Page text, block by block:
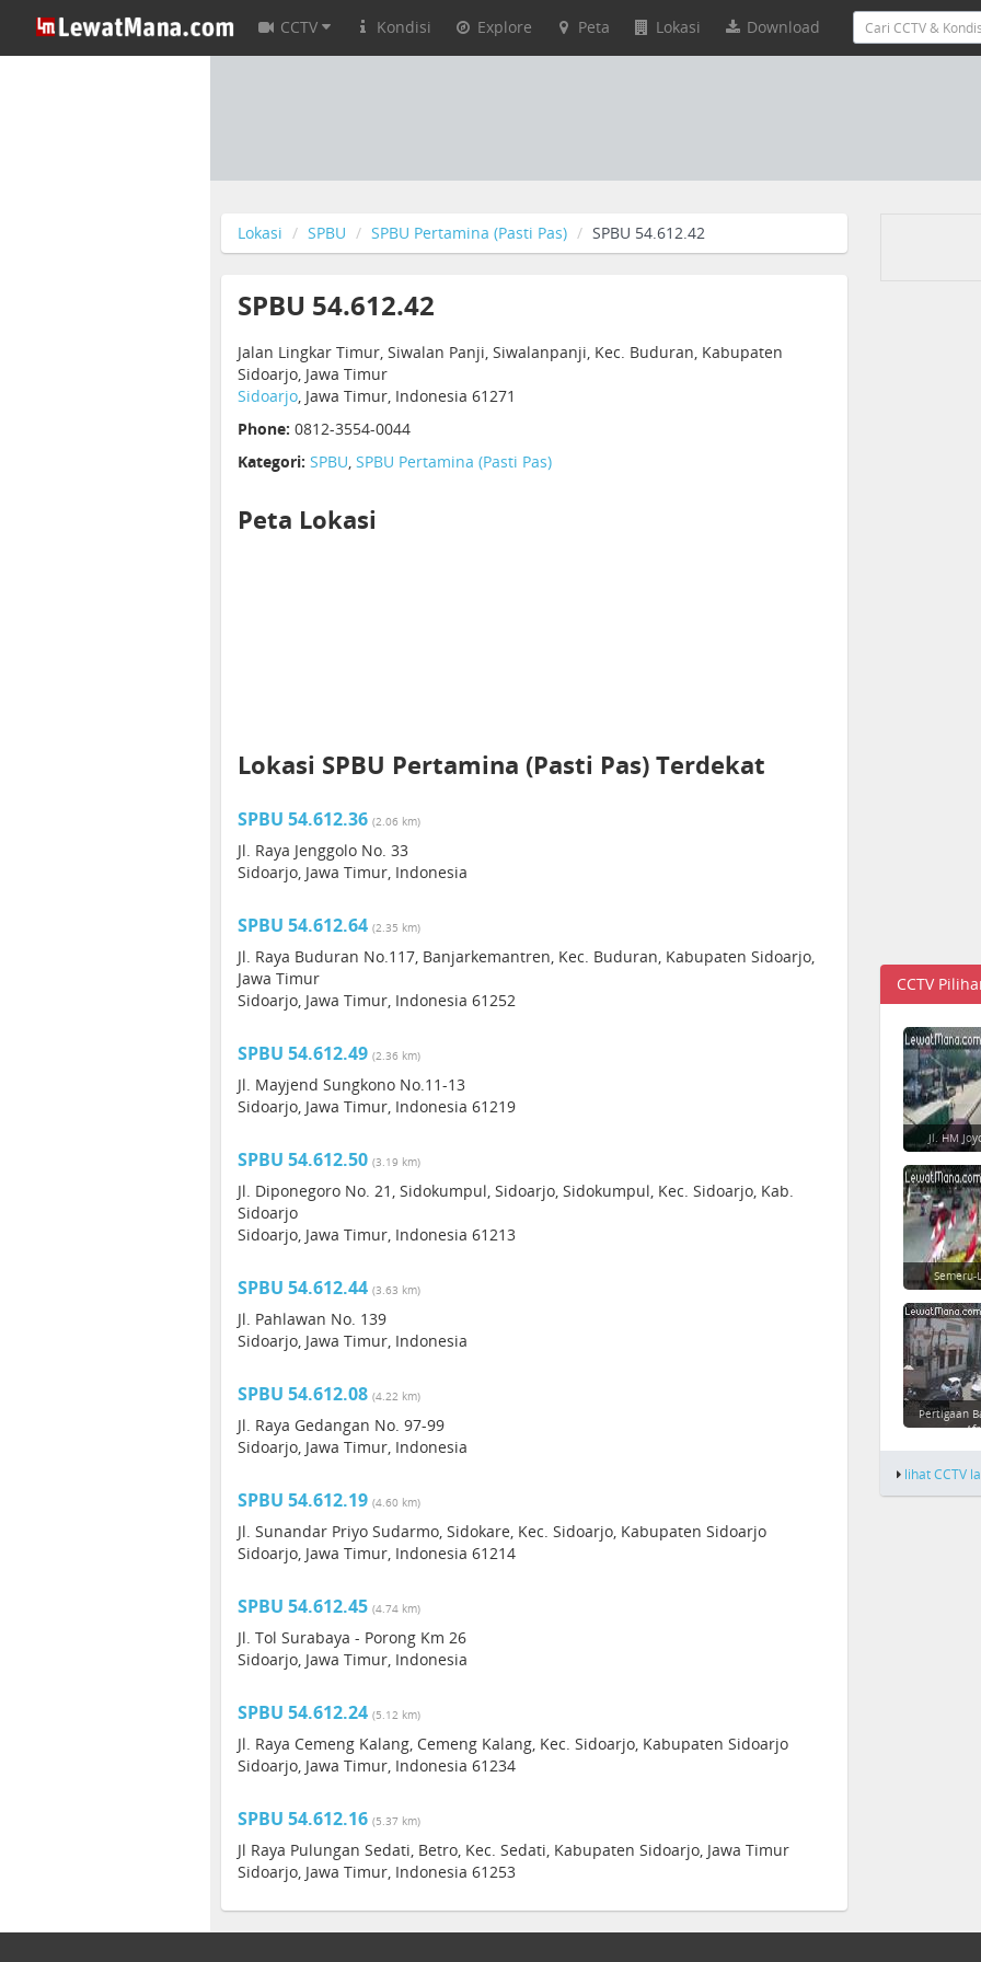
CCTV Kondisi Explore Peta Lokasi Download
Lokasi SPBU SPBU Pertamina (Pasti Pas) SPBU 54.612.42
SPBU 54.612.42
Jalan Lingkar Timur, Siwalan Panji, Siwalanpanji, Kec. Buduran, Kabupaten
Sidoarjo, Jawa Timur
Sidoarjo, Jawa Timur, Indonesia 61271
Phone: 0812-3554-0044
Kategori: SPBU, SPBU Pertamina (Pasti Pas)
Peta Lokasi
Lokasi SPBU Pertamina (Pasti Pas) Terdekat
SPBU 54.612.36 (2.06 km)
Jl. Raya Jenggolo No. 33
Sidoarjo, Jawa Timur, Indonesia
SPBU 54.612.64 (2.35 km)
Jl. Raya Buduran No.117, Banjarkemantren, Kec. Buduran, Kabupaten Sidoarjo,
Jawa Timur
Sidoarjo, Jawa Timur, Indonesia 61252
SPBU 54.612.49 (2.36 km)
Jl. Mayjend Sungkono No.11-13
Sidoarjo, Jawa Timur, Indonesia 61219
SPBU 54.612.50 (3.19 km)
Jl. Diponegoro No. 21, Sidokumpul, Sidoarjo, Sidokumpul, Kec. Sidoarjo, Kab.
Sidoarjo
Sidoarjo, Jawa Timur, Indonesia 61213
SPBU 54.612.44 (3.63 km)
Jl. Pahlawan No. 139
Sidoarjo, Jawa Timur, Indonesia
SPBU 54.612.08 (4.22 km)
Jl. Raya Gedangan No. 97-99
Sidoarjo, Jawa Timur, Indonesia
SPBU 54.612.19 (4.60 km)
Jl. Sunandar Priyo Sudarmo, Sidokare, Kec. Sidoarjo, Kabupaten Sidoarjo
Sidoarjo, Jawa Timur, Indonesia 61214
SPBU 54.612.45 (4.74 km)
Jl. Tol Surabaya - Porong Km 26
Sidoarjo, Jawa Timur, Indonesia
SPBU 54.612.24 (5.12 km)
Jl. Raya Cemeng Kalang, Cemeng Kalang, Kec. Sidoarjo, Kabupaten Sidoarjo
Sidoarjo, Jawa Timur, Indonesia 61234
SPBU 54.612.16 (5.37 km)
Jl Raya Pulungan Sedati, Betro, Kec. Sedati, Kabupaten Sidoarjo, Jawa Timur
Sidoarjo, Jawa Timur, Indonesia 61253
CCTV
Jl. HM
Pertigaan
lihat CCTV